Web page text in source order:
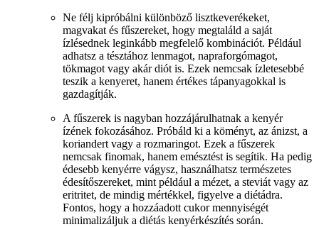
Ne félj kipróbálni különböző lisztkeverékeket,
magvakat és fűszereket, hogy megtaláld a saját
ízlésednek leginkább megfelelő kombinációt. Például
adhatsz a tésztához lenmagot, napraforgómagot,
tökmagot vagy akár diót is. Ezek nemcsak ízletesebbé
teszik a kenyeret, hanem értékes tápanyagokkal is
gazdagítják.
A fűszerek is nagyban hozzájárulhatnak a kenyér
ízének fokozásához. Próbáld ki a köményt, az ánizst, a
koriandert vagy a rozmaringot. Ezek a fűszerek
nemcsak finomak, hanem emésztést is segítik. Ha pedig
édesebb kenyérre vágysz, használhatsz természetes
édesítőszereket, mint például a mézet, a steviát vagy az
eritritet, de mindig mértékkel, figyelve a diétádra.
Fontos, hogy a hozzáadott cukor mennyiségét
minimalizáljuk a diétás kenyérkészítés során.